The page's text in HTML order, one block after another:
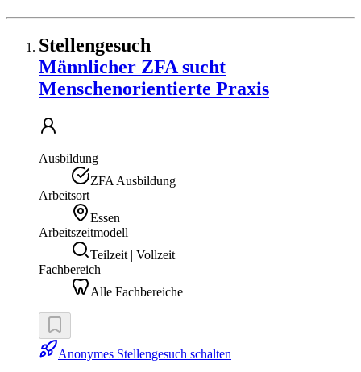
Stellengesuch
Männlicher ZFA sucht
Menschenorientierte Praxis
Ausbildung
ZFA Ausbildung
Arbeitsort
Essen
Arbeitszeitmodell
Teilzeit | Vollzeit
Fachbereich
Alle Fachbereiche
Anonymes Stellengesuch schalten